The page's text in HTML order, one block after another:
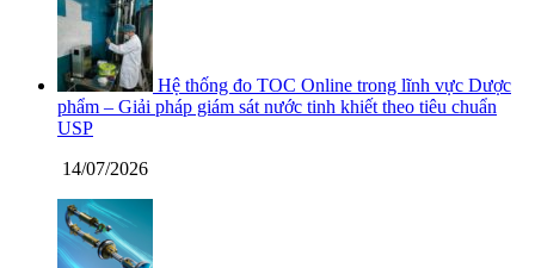
Hệ thống đo TOC Online trong lĩnh vực Dược
phẩm – Giải pháp giám sát nước tinh khiết theo tiêu chuẩn
USP
14/07/2026